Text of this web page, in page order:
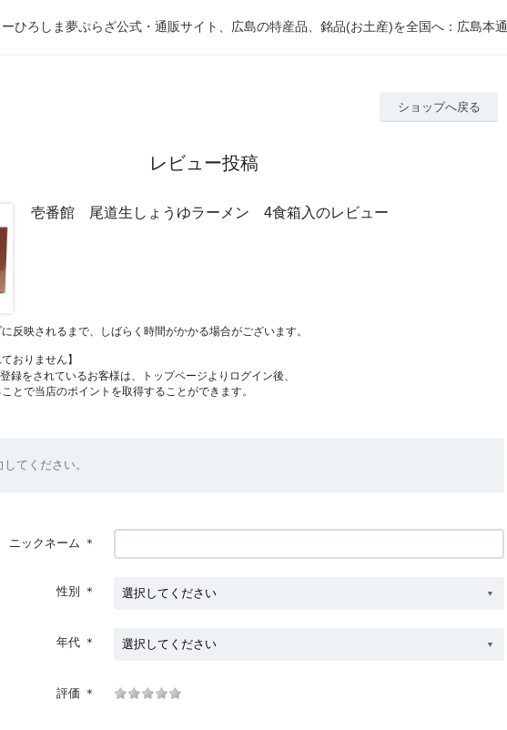
ひろしま夢ぷらざ公式・通販サイト、広島の特産品、銘品(お土産)を全国へ：広島本通
ショップへ戻る
レビュー投稿
壱番館 尾道生しょうゆラーメン 4食箱入のレビュー
反映されるまで、しばらく時間がかかる場合がございます。
おりません】
録をされているお客様は、トップページよりログイン後、
とで当店のポイントを取得することができます。
てください。
ニックネーム ＊
性別 ＊
年代 ＊
評価 ＊